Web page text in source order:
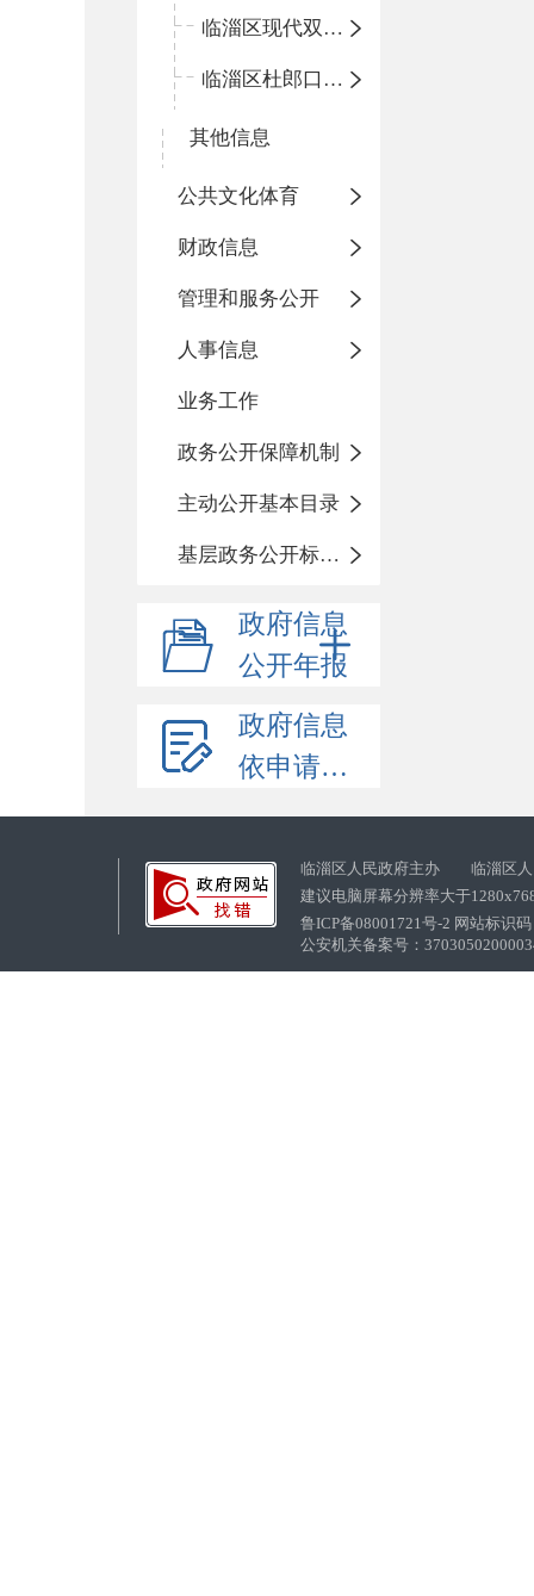
临淄区现代双语学校
临淄区杜郎口小学
其他信息
公共文化体育
财政信息
管理和服务公开
人事信息
业务工作
政务公开保障机制
主动公开基本目录
基层政务公开标准化目录
政府信息
公开年报
政府信息
依申请公开
临淄区人民政府主办 临淄区人
建议电脑屏幕分辨率大于
鲁ICP备08001721号-2 网站标识
公安机关备案号：